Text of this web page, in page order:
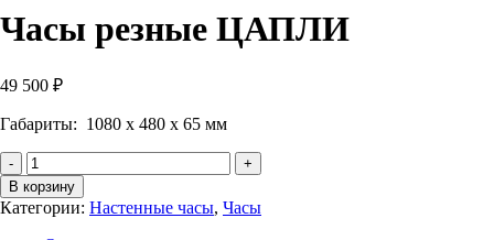
Часы резные ЦАПЛИ
49 500 ₽
Габариты: 1080 х 480 х 65 мм
Количество
Часы
резные
ЦАПЛИ
В корзину
Категории: Настенные часы, Часы